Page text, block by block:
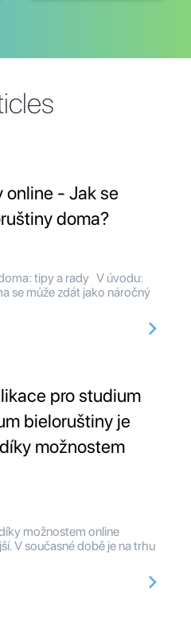
online - Jak se
doma?
tipy a rady V úvodu:
se může zdát jako náročný
pro studium
bieloruštiny je
možnostem
možnostem online
V současné době je na trhu